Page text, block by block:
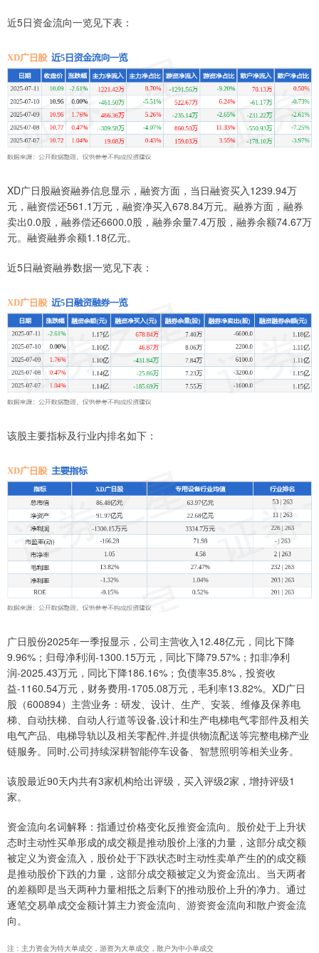
近5日资金流向一览见下表：
XD广日股融资融券信息显示，融资方面，当日融资买入1239.94万
元，融资偿还561.1万元，融资净买入678.84万元。融券方面，融券
卖出0.0股，融券偿还6600.0股，融券余量7.4万股，融券余额74.67万
元。融资融券余额1.18亿元。
近5日融资融券数据一览见下表：
该股主要指标及行业内排名如下：
广日股份2025年一季报显示，公司主营收入12.48亿元，同比下降
9.96%；归母净利润-1300.15万元，同比下降79.57%；扣非净利
润-2025.43万元，同比下降186.16%；负债率35.8%，投资收
益-1160.54万元，财务费用-1705.08万元，毛利率13.82%。XD广日
股（600894）主营业务：研发、设计、生产、安装、维修及保养电
梯、自动扶梯、自动人行道等设备,设计和生产电梯电气零部件及相关
电气产品、电梯导轨以及相关零配件,并提供物流配送等完整电梯产业
链服务。同时,公司持续深耕智能停车设备、智慧照明等相关业务。
该股最近90天内共有3家机构给出评级，买入评级2家，增持评级1
家。
资金流向名词解释：指通过价格变化反推资金流向。股价处于上升状
态时主动性买单形成的成交额是推动股价上涨的力量，这部分成交额
被定义为资金流入，股价处于下跌状态时主动性卖单产生的的成交额
是推动股价下跌的力量，这部分成交额被定义为资金流出。当天两者
的差额即是当天两种力量相抵之后剩下的推动股价上升的净力。通过
逐笔交易单成交金额计算主力资金流向、游资资金流向和散户资金流
向。
注：主力资金为特大单成交，游资为大单成交，散户为中小单成交